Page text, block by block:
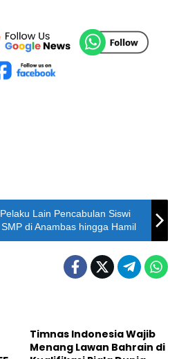
Lain Pencabulan Siswi
di Anambas hingga Hamil
Timnas Indonesia Wajib
Menang Lawan Bahrain di